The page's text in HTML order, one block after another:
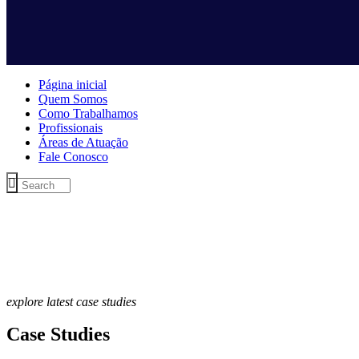
Página inicial
Quem Somos
Como Trabalhamos
Profissionais
Áreas de Atuação
Fale Conosco
explore latest case studies
Case Studies